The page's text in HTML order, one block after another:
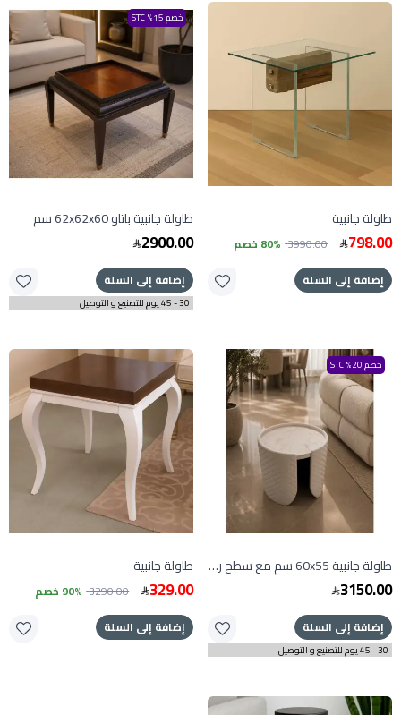
طاولة جانبية
798.00
3990.00 80% خصم
إضافة إلى السلة
خصم 15% STC
طاولة جانبية باتاو 62x62x60 سم
2900.00
إضافة إلى السلة
30 - 45 يوم للتصنيع و التوصيل
خصم 20% STC
طاولة جانبية 60x55 سم مع سطح رخام
3150.00
إضافة إلى السلة
30 - 45 يوم للتصنيع و التوصيل
طاولة جانبية
329.00
3290.00 90% خصم
إضافة إلى السلة